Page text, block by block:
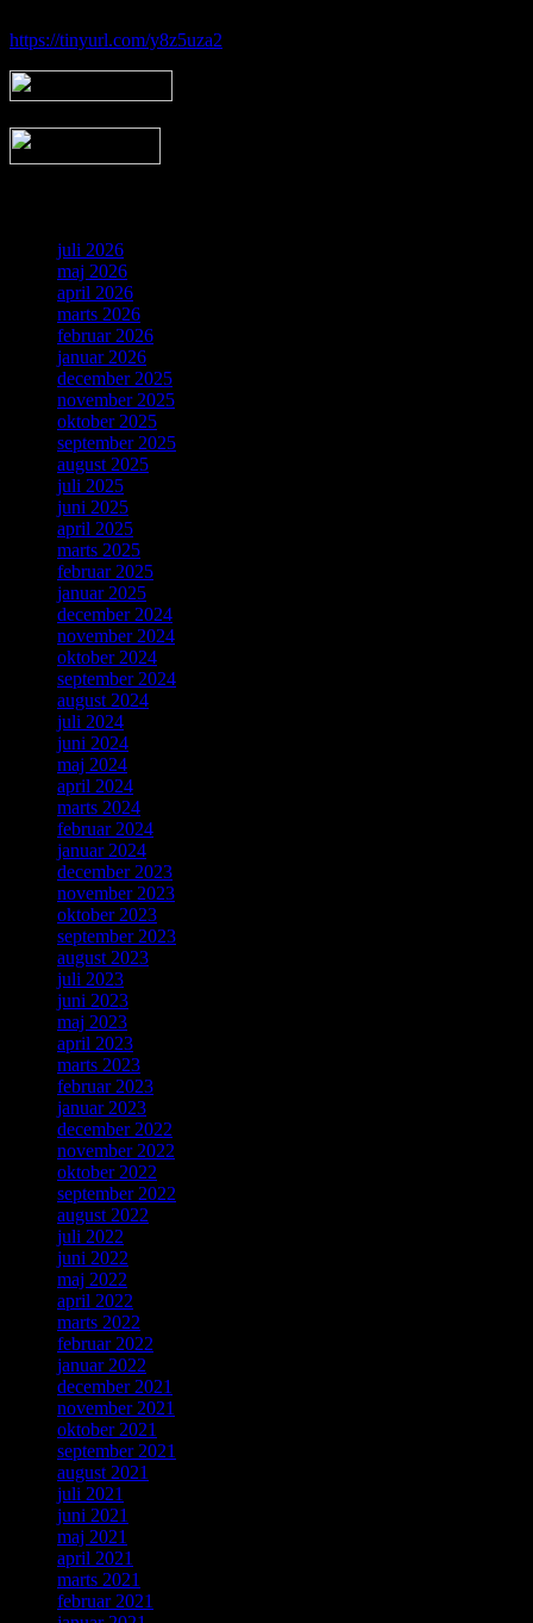
https://tinyurl.com/y8z5uza2
juli 2026
maj 2026
april 2026
marts 2026
februar 2026
januar 2026
december 2025
november 2025
oktober 2025
september 2025
august 2025
juli 2025
juni 2025
april 2025
marts 2025
februar 2025
januar 2025
december 2024
november 2024
oktober 2024
september 2024
august 2024
juli 2024
juni 2024
maj 2024
april 2024
marts 2024
februar 2024
januar 2024
december 2023
november 2023
oktober 2023
september 2023
august 2023
juli 2023
juni 2023
maj 2023
april 2023
marts 2023
februar 2023
januar 2023
december 2022
november 2022
oktober 2022
september 2022
august 2022
juli 2022
juni 2022
maj 2022
april 2022
marts 2022
februar 2022
januar 2022
december 2021
november 2021
oktober 2021
september 2021
august 2021
juli 2021
juni 2021
maj 2021
april 2021
marts 2021
februar 2021